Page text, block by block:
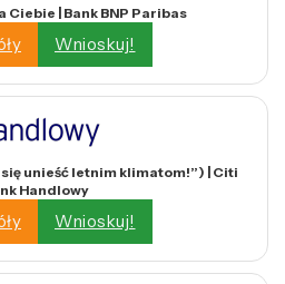
Ciebie | Bank BNP Paribas
Wnioskuj!
unieść letnim klimatom!”) | Citi
Handlowy
Wnioskuj!